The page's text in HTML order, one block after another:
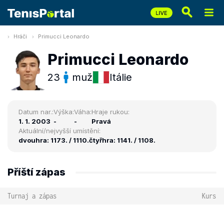
Hráči Primucci Leonardo
Primucci Leonardo
23 muž Itálie
Datum nar.:
1. 1. 2003
Výška:
-
Váha:
-
Hraje rukou:
Pravá
Aktuální/nejvyšší umístění:
dvouhra: 1173. / 1110.čtyřhra: 1141. / 1108.
Příští zápas
Turnaj a zápas Kurs